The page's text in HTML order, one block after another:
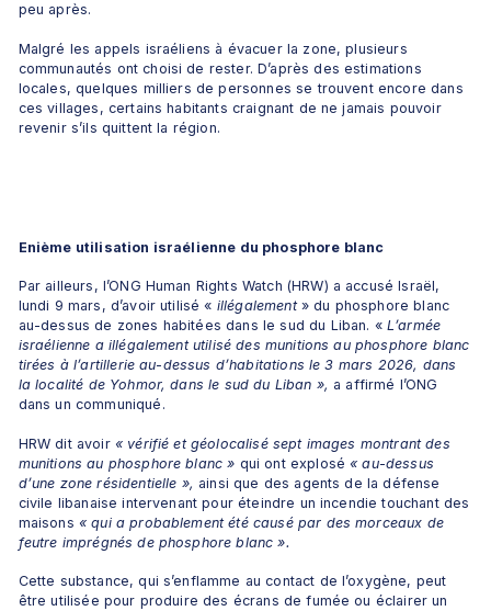
peu après.
Malgré les appels israéliens à évacuer la zone, plusieurs
communautés ont choisi de rester. D’après des estimations
locales, quelques milliers de personnes se trouvent encore dans
ces villages, certains habitants craignant de ne jamais pouvoir
revenir s’ils quittent la région.
Enième utilisation israélienne du phosphore blanc
Par ailleurs, l’ONG Human Rights Watch (HRW) a accusé Israël,
lundi 9 mars, d’avoir utilisé « illégalement » du phosphore blanc
au-dessus de zones habitées dans le sud du Liban. « L’armée
israélienne a illégalement utilisé des munitions au phosphore blanc
tirées à l’artillerie au-dessus d’habitations le 3 mars 2026, dans
la localité de Yohmor, dans le sud du Liban », a affirmé l’ONG
dans un communiqué.
HRW dit avoir « vérifié et géolocalisé sept images montrant des
munitions au phosphore blanc » qui ont explosé « au-dessus
d’une zone résidentielle », ainsi que des agents de la défense
civile libanaise intervenant pour éteindre un incendie touchant des
maisons « qui a probablement été causé par des morceaux de
feutre imprégnés de phosphore blanc ».
Cette substance, qui s’enflamme au contact de l’oxygène, peut
être utilisée pour produire des écrans de fumée ou éclairer un